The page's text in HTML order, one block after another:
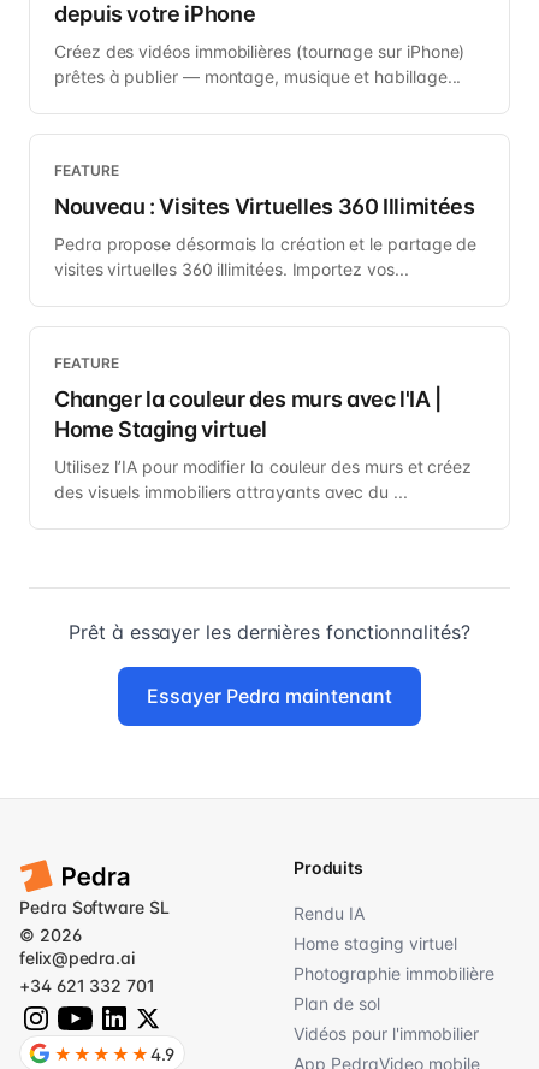
depuis votre iPhone
Créez des vidéos immobilières (tournage sur iPhone)
prêtes à publier — montage, musique et habillage...
FEATURE
Nouveau : Visites Virtuelles 360 Illimitées
Pedra propose désormais la création et le partage de
visites virtuelles 360 illimitées. Importez vos...
FEATURE
Changer la couleur des murs avec l'IA |
Home Staging virtuel
Utilisez l’IA pour modifier la couleur des murs et créez
des visuels immobiliers attrayants avec du ...
Prêt à essayer les dernières fonctionnalités?
Essayer Pedra maintenant
Produits
Rendu IA
Home staging virtuel
Photographie immobilière
Plan de sol
Vidéos pour l'immobilier
App PedraVideo mobile
Pedra Software SL
© 2026
felix@pedra.ai
+34 621 332 701
★★★★★4.9